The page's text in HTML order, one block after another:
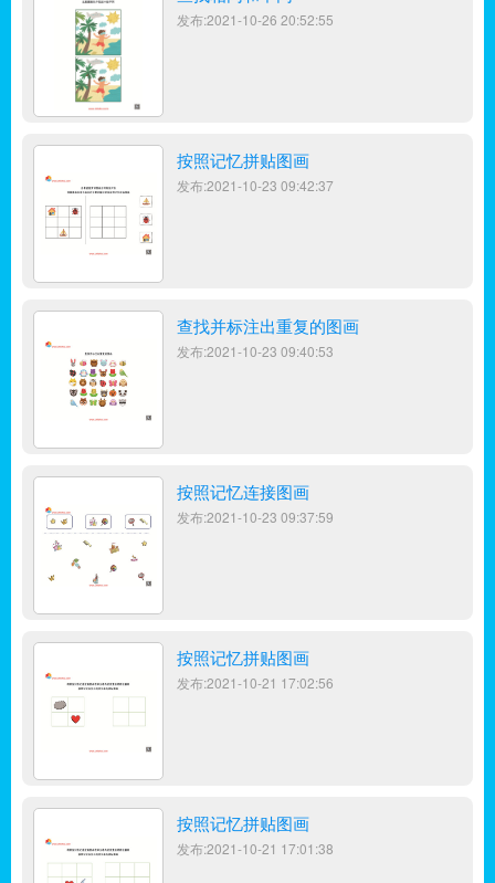
发布:2021-10-26 20:52:55
按照记忆拼贴图画
发布:2021-10-23 09:42:37
查找并标注出重复的图画
发布:2021-10-23 09:40:53
按照记忆连接图画
发布:2021-10-23 09:37:59
按照记忆拼贴图画
发布:2021-10-21 17:02:56
按照记忆拼贴图画
发布:2021-10-21 17:01:38